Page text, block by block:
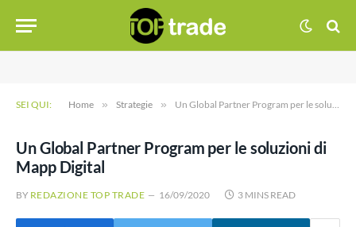
SEI QUI: Home » Strategie » Un Global Partner Program per le soluzioni di Mapp Digital
Un Global Partner Program per le soluzioni di
Mapp Digital
BY REDAZIONE TOP TRADE 16/09/2020 3 MINS READ